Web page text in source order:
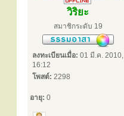
วิริยะ
สมาชิกระดับ 19
ลงทะเบียนเมื่อ: 01 มี.ค. 2010,
16:12
โพสต์: 2298
อายุ: 0